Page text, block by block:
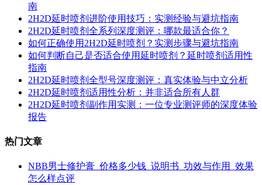
南
2H2D延时喷剂进阶使用技巧：实测经验与避坑指南
2H2D延时喷剂全系列深度测评：哪款最适合你？
如何正确使用2H2D延时喷剂？实测步骤与避坑指南
如何判断自己是否适合使用延时喷剂？延时喷剂适用性
指南
2H2D延时喷剂全型号深度测评：真实体验与中立分析
2H2D延时喷剂适用性分析：并非适合所有人群
2H2D延时喷剂副作用实测：一位专业测评师的深度体验
报告
热门文章
NBB男士修护膏_价格多少钱_说明书_功效与作用_效果
怎么样点评